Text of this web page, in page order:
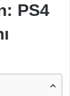
PS4